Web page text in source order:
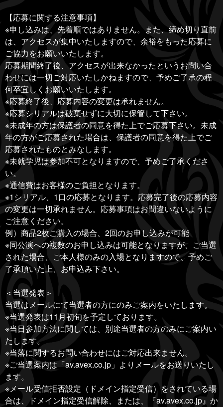
【応募に関する注意事項】
※申し込みは、先着順ではありません。また、締め切り直前
は、アクセスが集中いたしますので、余裕をもった応募に
ご協力をお願いいたします。
応募期間終了後、アクセスが出来なかったというお問い合
わせには一切ご対応いたしかねますので、予めご了承の程
何卒宜しくお願いいたします。
※応募終了後、応募内容の変更は承れません。
※応募シリアルは破棄せずに大切に保管して下さい。
※未成年の方は保護者の同意を得た上でご応募下さい。未成
年の方がご応募された場合は、保護者の同意を得た上でご
応募されたものとみなします。
※未就学児は参加不可となりますので、予めご了承くださ
い。
※通信費はお客様のご負担となります。
※1シリアル、1口の応募となります。応募完了後の応募内容
の変更は一切承れません。応募事項はお間違いないように
ご注意ください。
例）商品2枚ご購入の場合、2回のお申し込みが可能
※同公演への複数のお申し込みは可能となりますが、ご当選
された場合、ご本人様のみの入場となりますので、予めご
了承頂いた上、お申込み下さい。
＜当選発表＞
当選はメールにて当選者の方にのみご案内をいたします。
※当選発表は11月初旬を予定しております。
※当日参加方法に関しては、別途当選者の方のみにご案内い
たします。
※当落に関するお問い合わせにはご対応出来ません。
※ご当選案内は「av.avex.co.jp」よりメールをお送りいたし
ます。
※メール受信拒否設定（ドメイン指定受信）をされている場
合は、ドメイン指定受信解除、または、『av.avex.co.jp』か